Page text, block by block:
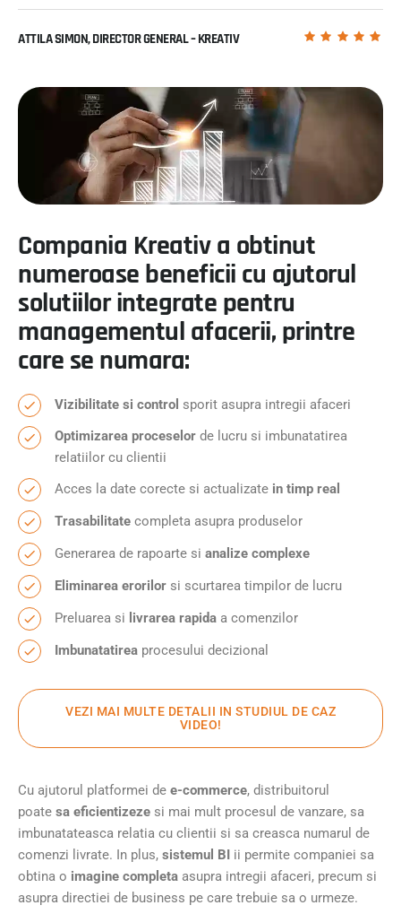
ATTILA SIMON, DIRECTOR GENERAL – KREATIV
Compania Kreativ a obtinut
numeroase beneficii cu ajutorul
solutiilor integrate pentru
managementul afacerii, printre
care se numara:
Vizibilitate si control sporit asupra intregii afaceri
Optimizarea proceselor de lucru si imbunatatirea
relatiilor cu clientii
Acces la date corecte si actualizate in timp real
Trasabilitate completa asupra produselor
Generarea de rapoarte si analize complexe
Eliminarea erorilor si scurtarea timpilor de lucru
Preluarea si livrarea rapida a comenzilor
Imbunatatirea procesului decizional
VEZI MAI MULTE DETALII IN STUDIUL DE CAZ
VIDEO!
Cu ajutorul platformei de e-commerce, distribuitorul
poate sa eficientizeze si mai mult procesul de vanzare, sa
imbunatateasca relatia cu clientii si sa creasca numarul de
comenzi livrate. In plus, sistemul BI ii permite companiei sa
obtina o imagine completa asupra intregii afaceri, precum si
asupra directiei de business pe care trebuie sa o urmeze.